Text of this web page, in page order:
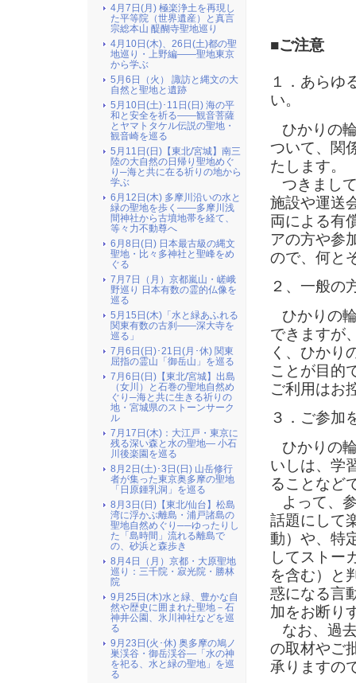
■ご注意
１．あらゆ
い。
ひかりの
ついて、関
たします。
つきまし
施設や運送
両による有
アの方や参
ので、何と
２、一般の
ひかりの
できますが
く、ひかり
ことが目的
ご利用はお
３．ご参加
ひかりの
いしは、学
ることなど
よって、
話題にして
動）や、特
してストー
を含む）と
惑になる言
加をお断り
なお、過
の取材やご
承りますの
4月7日(月) 極楽浄土を再現し
た平等院（世界遺産）と真言
宗総本山 醍醐寺聖地巡り
4月10日(木)、26日(土)都の聖
地巡り・上野編――聖地東京
から学ぶ
5月6日（火） 諏訪と縄文の大
自然と聖地と遺跡
5月10日(土)･11日(日) 海の平
和と安全を祈る――観音菩薩
とヤマトタケル伝説の聖地・
観音崎を巡る
5月11日(日)【東北/宮城】南三
陸の大自然の日帰り聖地めぐ
り─海と共に在る祈りの地から
学ぶ
6月12日(木) 多摩川沿いの水と
緑の聖地を歩く――多摩川浅
間神社から古墳地帯を経て、
等々力不動尊へ
6月8日(日) 日本最古級の縄文
聖地・比々多神社と聖峰をめ
ぐる
7月7日（月）京都嵐山・嵯峨
野巡り 日本有数の霊的仏像を
巡る
5月15日(木)「水と緑あふれる
関東有数の古刹――深大寺を
巡る」
7月6日(日)･21日(月･休) 関東
屈指の霊山「御岳山」を巡る
7月6日(日)【東北/宮城】出島
（女川）と石巻の聖地自然め
ぐり─海と共に生きる祈りの
地・宮城県のストーンサーク
ル
7月17日(木)：大江戸・東京に
残る深い森と水の聖地― 小石
川後楽園を巡る
8月2日(土)･3日(日) 山岳修行
者が集った東京奥多摩の聖地
「日原鍾乳洞」を巡る
8月3日(日)【東北/仙台】松島
湾に浮かぶ離島・浦戸諸島の
聖地自然めぐり──ゆったりし
た「島時間」流れる離島で
の、砂浜と森歩き
8月4日（月）京都・大原聖地
巡り：三千院・寂光院・勝林
院
9月25日(木)水と緑、豊かな自
然や歴史に囲まれた聖地－石
神井公園、氷川神社などを巡
る
9月23日(火･休) 奥多摩の鳩ノ
巣渓谷・御岳渓谷―「水の神
を祀る、水と緑の聖地」を巡
る